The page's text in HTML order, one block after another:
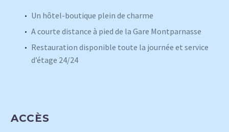
Un hôtel-boutique plein de charme
A courte distance à pied de la Gare Montparnasse
Restauration disponible toute la journée et service
d’étage 24/24
ACCÈS